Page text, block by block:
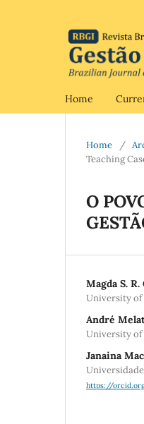
Home
Home /
Teaching
O
Magda S.
University of
André
University of
Janaina
Universidade
https://